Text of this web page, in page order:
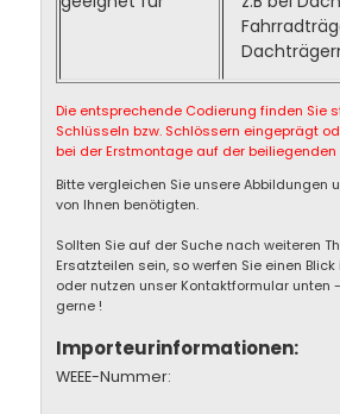
Die entsprechende Codierung finden Sie
Schlüsseln bzw. Schlössern eingeprägt
bei der Erstmontage auf der beiliegenden
Bitte vergleichen Sie unsere Abbildungen
von Ihnen benötigten.
Sollten Sie auf der Suche nach weiteren
Ersatzteilen sein, so werfen Sie einen
oder nutzen unser Kontaktformular unten
gerne !
Importeurinformationen:
WEEE-Nummer: